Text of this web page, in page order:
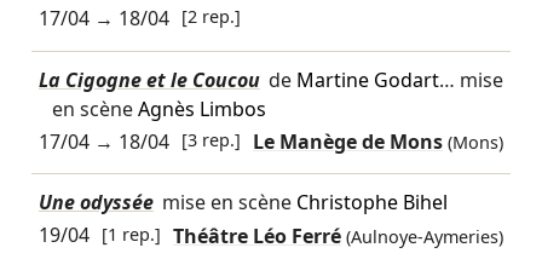
17/04→ 18/04 [2 rep.]
La Cigogne et le Coucou de Martine Godart… mise
en scèneAgnès Limbos
17/04→ 18/04 [3 rep.] Le Manège de Mons (Mons)
Une odyssée mise en scène Christophe Bihel
19/04 [1 rep.] Théâtre Léo Ferré (Aulnoye-Aymeries)